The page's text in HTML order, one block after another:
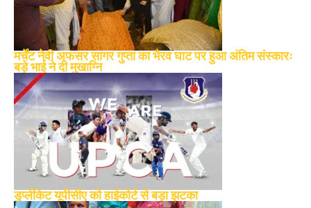
मर्चेंट नेवी अफसर सागर गुप्ता का भैरव घाट पर हुआ अंतिम संस्कारः
बड़े भाई ने दी मुखाग्नि
डुप्लीकेट यूपीसीए को हाईकोर्ट से बड़ा झटका